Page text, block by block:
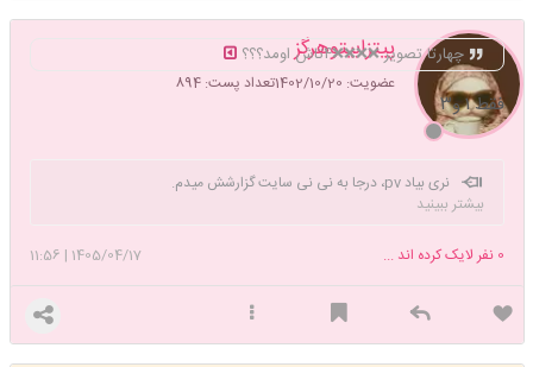
پیتزابیتوهرگز
عضویت: 1402/10/20 تعداد پست: 894
چهارتا تصویر ❌️❌️❌️❌️۴تاش اومد؟؟؟
فقط ۱ و۳
نری بیاد pv، درجا به نی نی سایت گزارشش میدم.
بیشتر ببینید
1405/04/17
|
11:56 0 نفر لایک کرده اند ...